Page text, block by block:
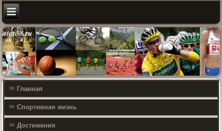
Главная
Спортивная жизнь
Достижения